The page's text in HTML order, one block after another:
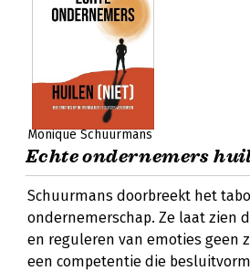
Monique Schuurmans
Echte ondernemers
Schuurmans doorbreekt het
ondernemerschap. Ze laat zien
en reguleren van emoties geen
een competentie die